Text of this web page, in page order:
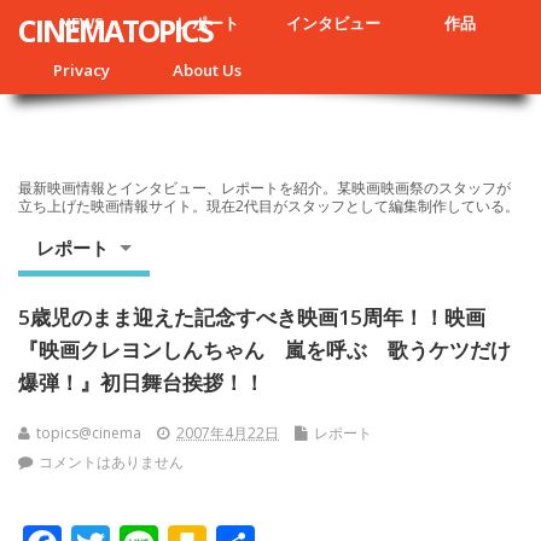
NEWS レポート インタビュー 作品
Privacy About Us
CINEMATOPICS
最新映画情報とインタビュー、レポートを紹介。某映画映画祭のスタッフが
立ち上げた映画情報サイト。現在2代目がスタッフとして編集制作している。
レポート
5歳児のまま迎えた記念すべき映画15周年！！映画
『映画クレヨンしんちゃん 嵐を呼ぶ 歌うケツだけ
爆弾！』初日舞台挨拶！！
topics@cinema 2007年4月22日
レポート
コメントはありません